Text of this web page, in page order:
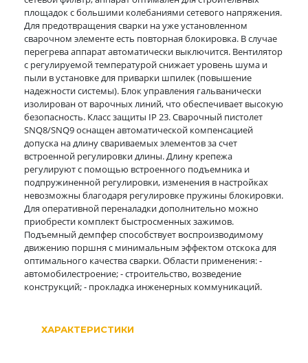
площадок с большими колебаниями сетевого напряжения.
Для предотвращения сварки на уже установленном
сварочном элементе есть повторная блокировка. В случае
перегрева аппарат автоматически выключится. Вентилятор
с регулируемой температурой снижает уровень шума и
пыли в установке для приварки шпилек (повышение
надежности системы). Блок управления гальванически
изолирован от варочных линий, что обеспечивает высокую
безопасность. Класс защиты IP 23. Сварочный пистолет
SNQ8/SNQ9 оснащен автоматической компенсацией
допуска на длину свариваемых элементов за счет
встроенной регулировки длины. Длину крепежа
регулируют с помощью встроенного подъемника и
подпружиненной регулировки, изменения в настройках
невозможны благодаря регулировке пружины блокировки.
Для оперативной переналадки дополнительно можно
приобрести комплект быстросменных зажимов.
Подъемный демпфер способствует воспроизводимому
движению поршня с минимальным эффектом отскока для
оптимального качества сварки. Области применения: -
автомобилестроение; - строительство, возведение
конструкций; - прокладка инженерных коммуникаций.
ХАРАКТЕРИСТИКИ